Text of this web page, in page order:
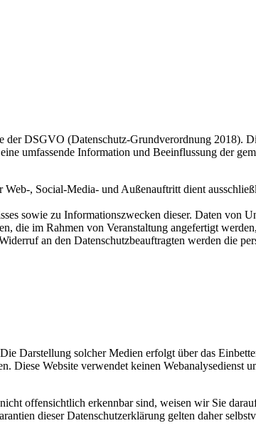
DSGVO (Datenschutz-Grundverordnung 2018).
umfassende Information und Beeinflussung der
, Social-Media- und Außenauftritt dient
sowie zu Informationszwecken dieser. Daten von
die im Rahmen von Veranstaltung angefertigt
an den Datenschutzbeauftragten werden die
Darstellung solcher Medien erfolgt über das
Website verwendet keinen Webanalysedienst
offensichtlich erkennbar sind, weisen wir Sie
dieser Datenschutzerklärung gelten daher